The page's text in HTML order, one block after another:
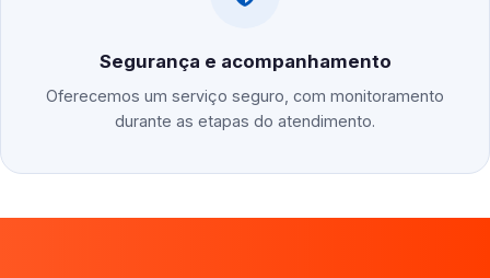
Segurança e acompanhamento
Oferecemos um serviço seguro, com monitoramento
durante as etapas do atendimento.